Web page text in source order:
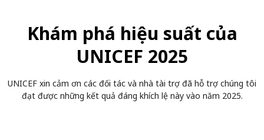
Khám phá hiệu suất của
UNICEF 2025
UNICEF xin cảm ơn các đối tác và nhà tài trợ đã hỗ trợ chúng tôi
đạt được những kết quả đáng khích lệ này vào năm 2025.